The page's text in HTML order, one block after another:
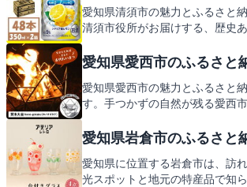
愛知県清須市の魅力とふるさと
清須市役所がお届けする、歴史
まる返礼品の数々をご紹介しま
愛知県愛西市のふるさと
愛知県愛西市の魅力とふるさと
す。手つかずの自然が残る愛西
は、そんな愛西市を訪れたくな
します。お楽しみに！
愛知県岩倉市のふるさと
愛知県に位置する岩倉市は、訪
光スポットと地元の特産品で知